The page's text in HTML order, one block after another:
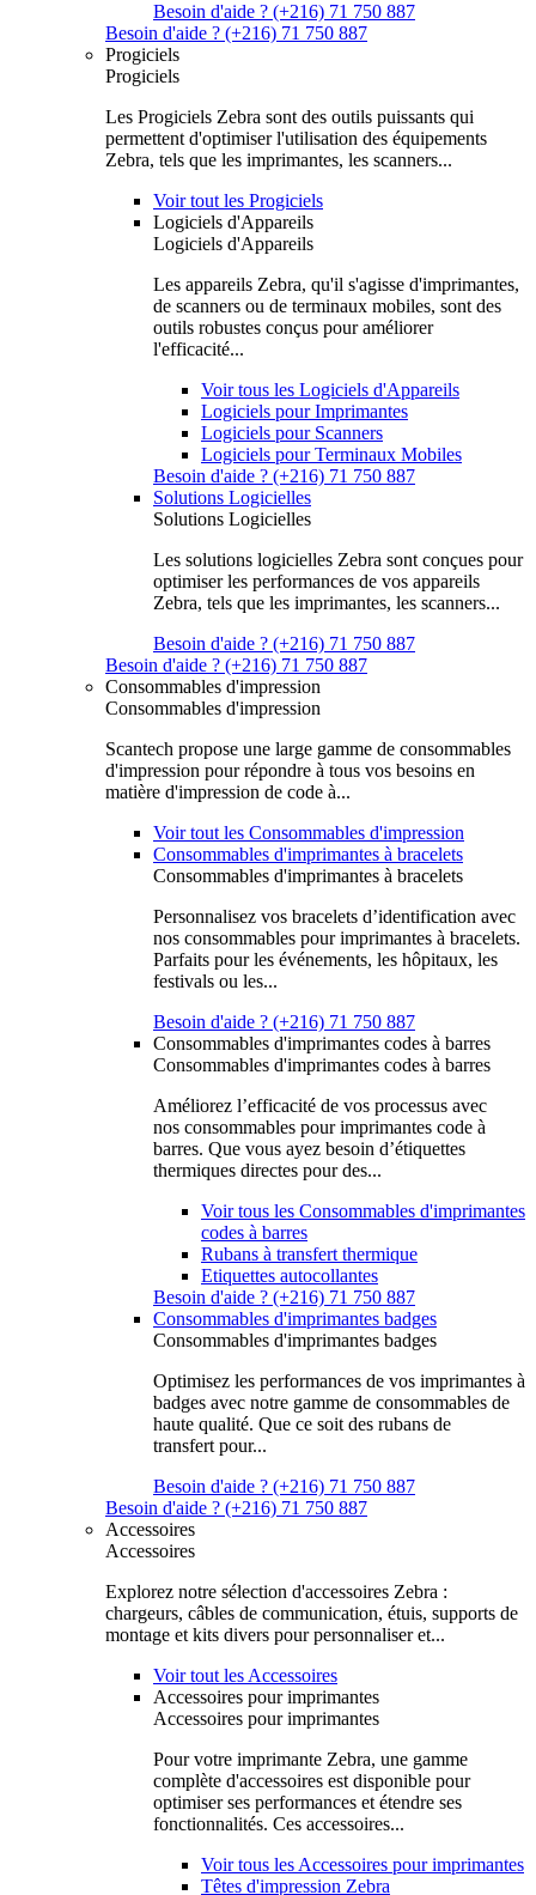
Besoin d'aide ? (+216) 71 750 887
Besoin d'aide ? (+216) 71 750 887
Progiciels
Progiciels
Les Progiciels Zebra sont des outils puissants qui
permettent d'optimiser l'utilisation des équipements
Zebra, tels que les imprimantes, les scanners...
Voir tout les Progiciels
Logiciels d'Appareils
Logiciels d'Appareils
Les appareils Zebra, qu'il s'agisse d'imprimantes,
de scanners ou de terminaux mobiles, sont des
outils robustes conçus pour améliorer
l'efficacité...
Voir tous les Logiciels d'Appareils
Logiciels pour Imprimantes
Logiciels pour Scanners
Logiciels pour Terminaux Mobiles
Besoin d'aide ? (+216) 71 750 887
Solutions Logicielles
Solutions Logicielles
Les solutions logicielles Zebra sont conçues pour
optimiser les performances de vos appareils
Zebra, tels que les imprimantes, les scanners...
Besoin d'aide ? (+216) 71 750 887
Besoin d'aide ? (+216) 71 750 887
Consommables d'impression
Consommables d'impression
Scantech propose une large gamme de consommables
d'impression pour répondre à tous vos besoins en
matière d'impression de code à...
Voir tout les Consommables d'impression
Consommables d'imprimantes à bracelets
Consommables d'imprimantes à bracelets
Personnalisez vos bracelets d’identification avec
nos consommables pour imprimantes à bracelets.
Parfaits pour les événements, les hôpitaux, les
festivals ou les...
Besoin d'aide ? (+216) 71 750 887
Consommables d'imprimantes codes à barres
Consommables d'imprimantes codes à barres
Améliorez l’efficacité de vos processus avec
nos consommables pour imprimantes code à
barres. Que vous ayez besoin d’étiquettes
thermiques directes pour des...
Voir tous les Consommables d'imprimantes
codes à barres
Rubans à transfert thermique
Etiquettes autocollantes
Besoin d'aide ? (+216) 71 750 887
Consommables d'imprimantes badges
Consommables d'imprimantes badges
Optimisez les performances de vos imprimantes à
badges avec notre gamme de consommables de
haute qualité. Que ce soit des rubans de
transfert pour...
Besoin d'aide ? (+216) 71 750 887
Besoin d'aide ? (+216) 71 750 887
Accessoires
Accessoires
Explorez notre sélection d'accessoires Zebra :
chargeurs, câbles de communication, étuis, supports de
montage et kits divers pour personnaliser et...
Voir tout les Accessoires
Accessoires pour imprimantes
Accessoires pour imprimantes
Pour votre imprimante Zebra, une gamme
complète d'accessoires est disponible pour
optimiser ses performances et étendre ses
fonctionnalités. Ces accessoires...
Voir tous les Accessoires pour imprimantes
Têtes d'impression Zebra